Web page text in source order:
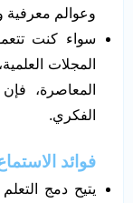
وعوالم معرفية
سواء كنت
المجلات
المعاصرة،
الفكري.
فوائد
يتيح دمج